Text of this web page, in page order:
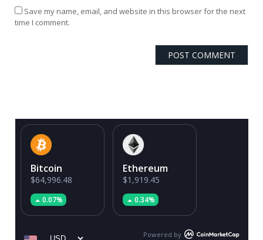
Save my name, email, and website in this browser for the next
time I comment.
Bitcoin
$64,996.48
0.07%
Ethereum
$1,919.45
0.34%
Powered by